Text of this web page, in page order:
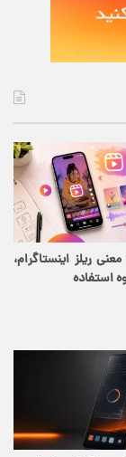
ریلز اینستاگرام،
استفاده